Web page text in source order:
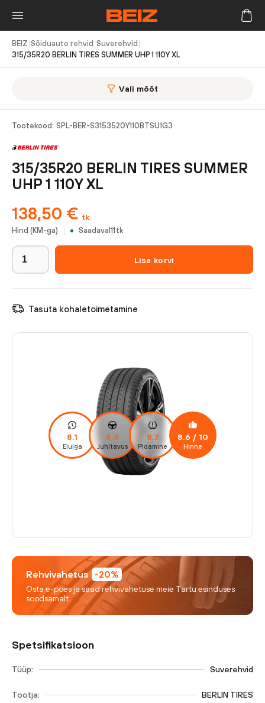
BEIZ Sõiduauto rehvid Suverehvid
315/35R20 BERLIN TIRES SUMMER UHP 1 110Y XL
Vali mõõt
8.1
Eluiga
8.9
Juhitavus
8.7
Pidamine
8.6 / 10
Hinne
Rehvivahetus -20%
Osta e-poes ja saad rehvivahetuse meie Tartu esinduses
soodsamalt.
Spetsifikatsioon
Tüüp: Suverehvid
Tootja: BERLIN TIRES
Tootekood: SPL-BER-S3153520Y110BTSU1G3
315/35R20 BERLIN TIRES SUMMER
UHP 1 110Y XL
138,50 € tk
Hind (KM-ga) Saadaval 11 tk
Lisa korvi
Tasuta kohaletoimetamine